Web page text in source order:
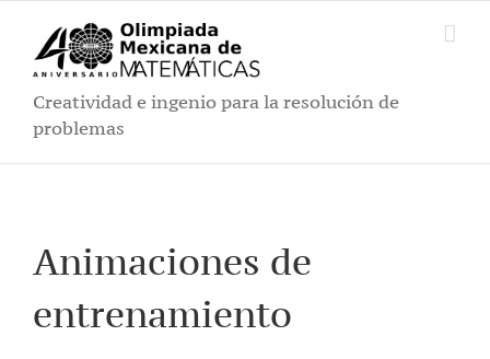
contenido
Creatividad e ingenio para la resolución de
problemas
Animaciones de
entrenamiento